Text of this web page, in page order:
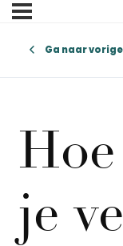
Ga naar vorige
je